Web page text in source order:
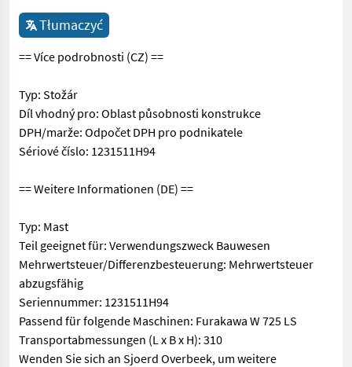
Tłumaczyć
== Více podrobnosti (CZ) ==
Typ: Stožár
Díl vhodný pro: Oblast působnosti konstrukce
DPH/marže: Odpočet DPH pro podnikatele
Sériové číslo: 1231511H94
== Weitere Informationen (DE) ==
Typ: Mast
Teil geeignet für: Verwendungszweck Bauwesen
Mehrwertsteuer/Differenzbesteuerung: Mehrwertsteuer
abzugsfähig
Seriennummer: 1231511H94
Passend für folgende Maschinen: Furakawa W 725 LS
Transportabmessungen (L x B x H): 310
Wenden Sie sich an Sjoerd Overbeek, um weitere